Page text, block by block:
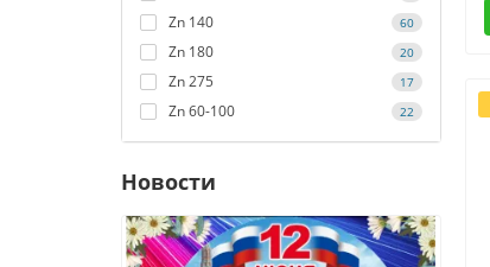
Zn 140 60
Zn 180 20
Zn 275 17
Zn 60-100 22
Новости